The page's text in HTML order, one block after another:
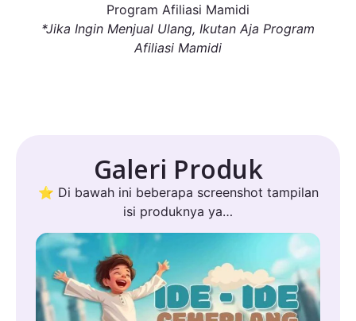
Program Afiliasi Mamidi
*Jika Ingin Menjual Ulang, Ikutan Aja Program
Afiliasi Mamidi
Galeri Produk
⭐ Di bawah ini beberapa screenshot tampilan
isi produknya ya…